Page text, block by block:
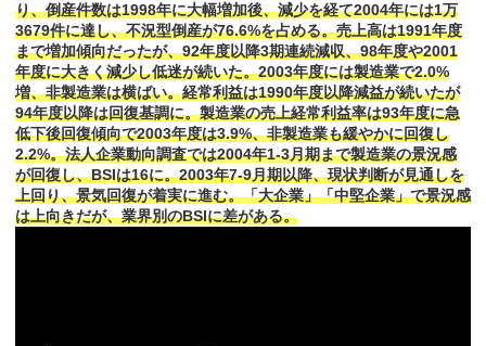
り、倒産件数は1998年に大幅増加後、減少を経て2004年には1万
3679件に達し、不況型倒産が76.6%を占める。売上高は1991年度
まで増加傾向だったが、92年度以降3期連続減収、98年度や2001
年度に大きく減少し低迷が続いた。2003年度には製造業で2.0%
増、非製造業は横ばい。経常利益は1990年度以降減益が続いたが
94年度以降は回復基調に。製造業の売上経常利益率は93年度に急
低下後回復傾向で2003年度は3.9%、非製造業も緩やかに回復し
2.2%。法人企業動向調査では2004年1-3月期まで製造業の景況感
が回復し、BSIは16に。2003年7-9月期以降、現状判断が見通しを
上回り、景気回復が着実に進む。「大企業」「中堅企業」で景況感
は上向きだが、業界別のBSIに差がある。